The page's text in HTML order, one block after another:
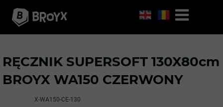
X-WA150-CE-130
RĘCZNIK SUPERSOFT 130X80cm
BROYX WA150 CZERWONY